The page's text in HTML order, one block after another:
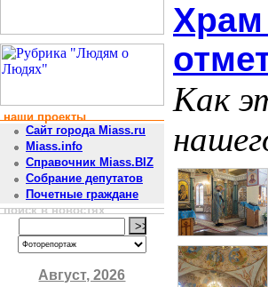
наши проекты
Сайт города Miass.ru
Miass.info
Справочник Miass.BIZ
Собрание депутатов
Почетные граждане
поиск в новостях
Август, 2026
Храм
Как